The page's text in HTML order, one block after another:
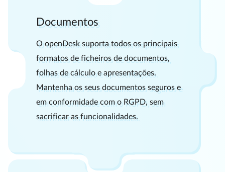
Documentos
O openDesk suporta todos os principais
formatos de ficheiros de documentos,
folhas de cálculo e apresentações.
Mantenha os seus documentos seguros e
em conformidade com o RGPD, sem
sacrificar as funcionalidades.